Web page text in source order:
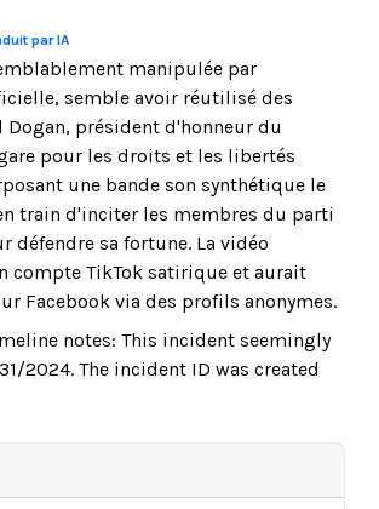
par IA
manipulée par
semble avoir réutilisé des
Dogan, président d'honneur du
pour les droits et les libertés
une bande son synthétique le
train d'inciter les membres du parti
défendre sa fortune. La vidéo
compte TikTok satirique et aurait
Facebook via des profils anonymes.
notes: This incident seemingly
2024. The incident ID was created